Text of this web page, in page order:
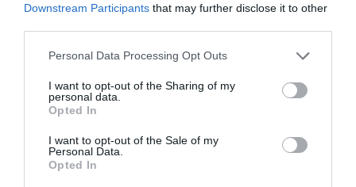
Downstream Participants that may further disclose it to other
Personal Data Processing Opt Outs
I want to opt-out of the Sharing of my
personal data.
Opted In
I want to opt-out of the Sale of my
Personal Data.
Opted In